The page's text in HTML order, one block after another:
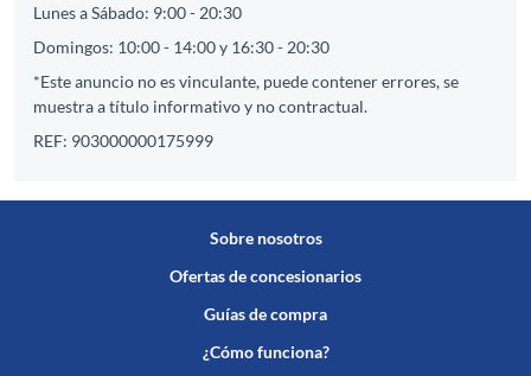
Lunes a Sábado: 9:00 - 20:30
Domingos: 10:00 - 14:00 y 16:30 - 20:30
*Este anuncio no es vinculante, puede contener errores, se
muestra a título informativo y no contractual.
REF: 903000000175999
Sobre nosotros
Ofertas de concesionarios
Guías de compra
¿Cómo funciona?